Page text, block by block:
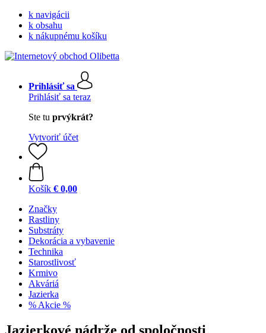
k navigácii
k obsahu
k nákupnému košíku
Prihlásiť sa
Prihlásiť sa teraz
Ste tu prvýkrát?
Vytvoriť účet
Košík € 0,00
Značky
Rastliny
Substráty
Dekorácia a vybavenie
Technika
Starostlivosť
Krmivo
Akváriá
Jazierka
% Akcie %